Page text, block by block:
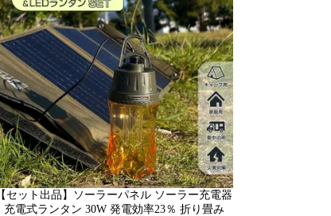
【セット出品】ソーラーパネル ソーラー充電器
充電式ランタン 30W 発電効率23％ 折り畳み